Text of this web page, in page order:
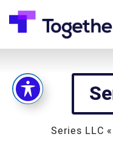
»
Series LLC